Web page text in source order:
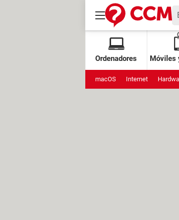
Ordenadores Móviles
macOS Internet